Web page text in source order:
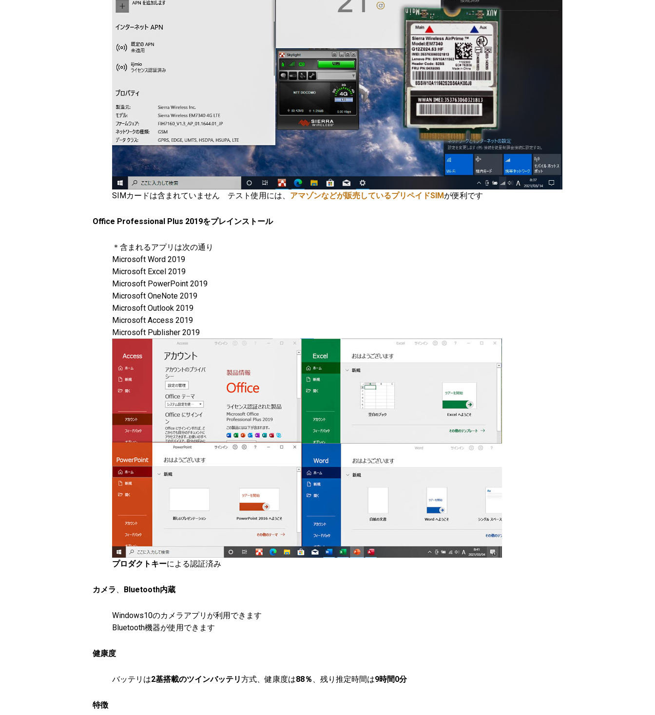
SIMカードは含まれていません テスト使用には、 アマゾンなどが販売しているプリペイドSIM が便利です
Office Professional Plus 2019をプレインストール
＊含まれるアプリは次の通り
Microsoft Word 2019
Microsoft Excel 2019
Microsoft PowerPoint 2019
Microsoft OneNote 2019
Microsoft Outlook 2019
Microsoft Access 2019
Microsoft Publisher 2019
プロダクトキーによる認証済み
カメラ 、 Bluetooth内蔵
Windows10のカメラアプリが利用できます
Bluetooth機器が使用できます
健康度
バッテリは2基搭載のツインバッテリ方式、健康度は88％ 、残り推定時間は9時間0分
特徴